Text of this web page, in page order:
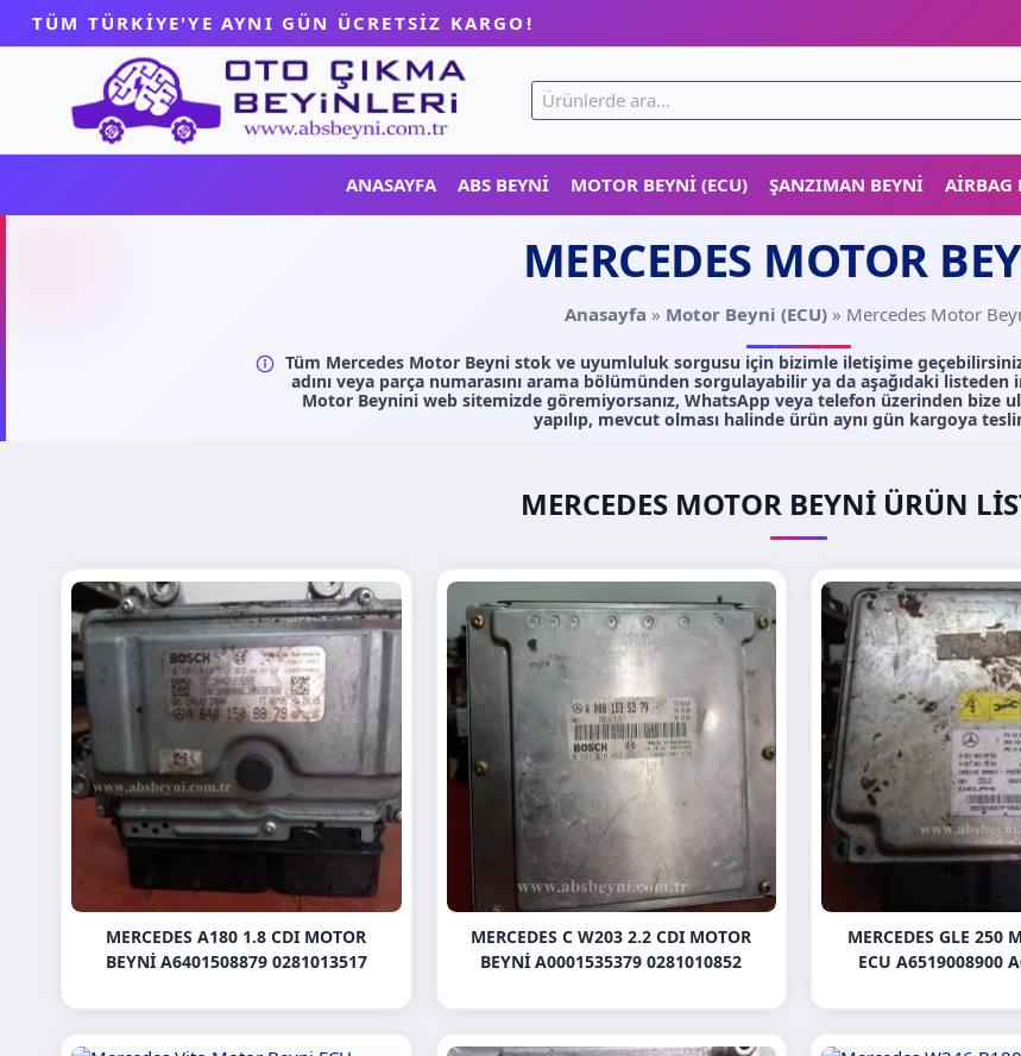
content
TÜM TÜRKİYE'YE AYNI GÜN ÜCRETSİZ KARGO!
Ara:
ANASAYFA ABS BEYNI MOTOR BEYNI (ECU) ŞANZIMAN BEYNI AIRBAG
MERCEDES MOTOR
Anasayfa » Motor Beyni (ECU) » Mercedes Motor
Tüm Mercedes Motor Beyni stok ve uyumluluk sorgusu için bizimle iletişime
adını veya parça numarasını arama bölümünden sorgulayabilir ya da aşağıdaki listeden
Motor Beynini web sitemizde göremiyorsanız, WhatsApp veya telefon üzerinden bize
yapılıp, mevcut olması halinde ürün aynı gün kargoya
MERCEDES MOTOR BEYNI ÜRÜN
MERCEDES A180 1.8 CDI MOTOR
BEYNI A6401508879 0281013517
MERCEDES C W203 2.2 CDI MOTOR
BEYNI A0001535379 0281010852
MERCEDES GLE 250
ECU A6519008900